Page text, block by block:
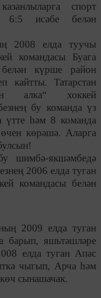
спорт
6:5 исәбе белән
2008 елда туучы
командасы Буага
күрше район
кайтты. Татарстан
алка“ хоккей
бу команда үз
үтте һәм 8 команда
көрәшә. Аларга
шимбә-якшәмбедә
2006 елда туган
командасы белән
2009 елда туган
барып, яшьтәшләре
елда туган Апас
чыгып, Арча һәм
сынашачак.